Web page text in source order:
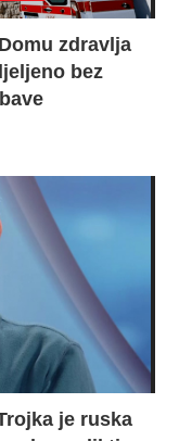
zdravlja
bez
je ruska